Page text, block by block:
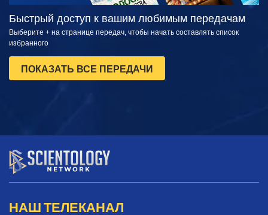
Быстрый доступ к вашим любимым передачам
Выберите + на странице передач, чтобы начать составлять список
избранного
ПОКАЗАТЬ ВСЕ ПЕРЕДАЧИ
НАШ ТЕЛЕКАНАЛ